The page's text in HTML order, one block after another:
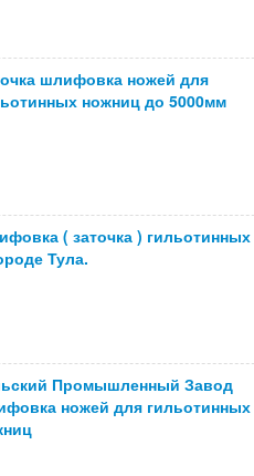
шлифовка ножей для
ножниц до 5000мм
( заточка )
Тула.
Промышленный Завод
ножей для гильотинных